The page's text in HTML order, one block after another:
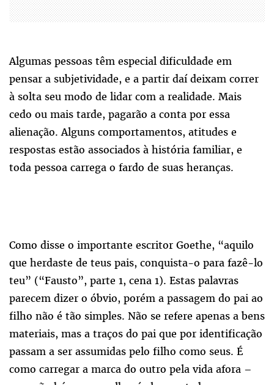
Algumas pessoas têm especial dificuldade em
pensar a subjetividade, e a partir daí deixam correr
à solta seu modo de lidar com a realidade. Mais
cedo ou mais tarde, pagarão a conta por essa
alienação. Alguns comportamentos, atitudes e
respostas estão associados à história familiar, e
toda pessoa carrega o fardo de suas heranças.
Como disse o importante escritor Goethe, “aquilo
que herdaste de teus pais, conquista-o para fazê-lo
teu” (“Fausto”, parte 1, cena 1). Estas palavras
parecem dizer o óbvio, porém a passagem do pai ao
filho não é tão simples. Não se refere apenas a bens
materiais, mas a traços do pai que por identificação
passam a ser assumidas pelo filho como seus. É
como carregar a marca do outro pela vida afora –